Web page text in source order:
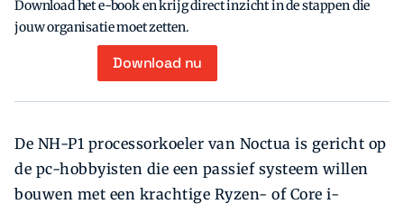
Download het e-book en krijg direct inzicht in de stappen die
jouw organisatie moet zetten.
Download nu
De NH-P1 processorkoeler van Noctua is gericht op
de pc-hobbyisten die een passief systeem willen
bouwen met een krachtige Ryzen- of Core i-